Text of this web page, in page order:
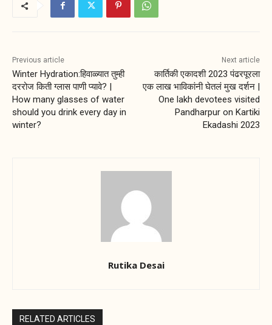
Previous article
Winter Hydration:हिवाळ्यात तुम्ही
दररोज किती ग्लास पाणी प्यावे? |
How many glasses of water
should you drink every day in
winter?
Next article
कार्तिकी एकादशी 2023 पंढरपूरला
एक लाख भाविकांनी घेतलं मुख दर्शन |
One lakh devotees visited
Pandharpur on Kartiki
Ekadashi 2023
Rutika Desai
RELATED ARTICLES